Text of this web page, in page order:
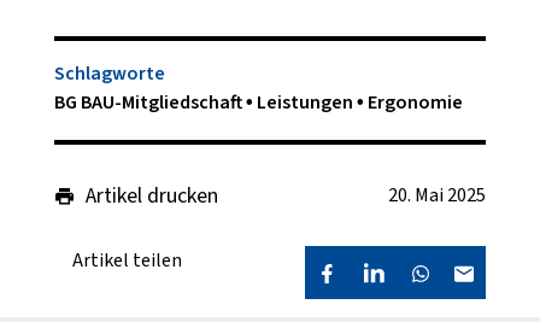
Schlagworte
BG BAU-Mitgliedschaft Leistungen Ergonomie
Artikel drucken 20. Mai 2025
Artikel teilen